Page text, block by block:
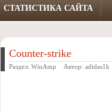
СТАТИСТИКА САЙТА
Counter-strike
Раздел: WinAmp Автор: adidas1k